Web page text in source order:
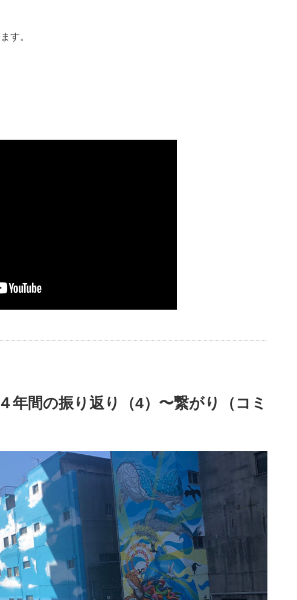
す。
年間の振り返り（4）〜繋がり（コミ